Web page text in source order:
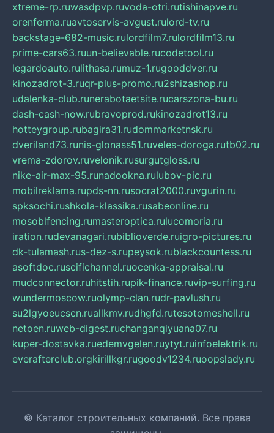
xtreme-rp.ruwasdpvp.ruvoda-otri.rutishinapve.ru
orenferma.ruavtoservis-avgust.rulord-tv.ru
backstage-682-music.rulordfilm7.rulordfilm13.ru
prime-cars63.ruun-believable.rucodetool.ru
legardoauto.rulithasa.rumuz-1.rugooddver.ru
kinozadrot-3.ruqr-plus-promo.ru2shizashop.ru
udalenka-club.runerabotaetsite.rucarszona-bu.ru
dash-cash-now.rubravoprod.rukinozadrot13.ru
hotteygroup.rubagira31.rudommarketnsk.ru
dveriland73.runis-glonass51.ruveles-doroga.rutb02.ru
vrema-zdorov.ruvelonik.rusurgutgloss.ru
nike-air-max-95.runadookna.rulubov-pic.ru
mobilreklama.rupds-nn.rusocrat2000.ruvgurin.ru
spksochi.rushkola-klassika.rusabeonline.ru
mosoblfencing.rumasteroptica.rulucomoria.ru
iration.rudevanagari.rubiblioverde.ruigro-pictures.ru
dk-tulamash.rus-dez-s.rupeysok.rublackcountess.ru
asoftdoc.ruscifichannel.ruocenka-appraisal.ru
mudconnector.ruhitstih.rupik-finance.ruvip-surfing.ru
wundermoscow.ruolymp-clan.rudr-pavlush.ru
su2lgyoeucscn.ruallkmv.rudhgfd.rutesotomeshell.ru
netoen.ruweb-digest.ruchanganqiyuana07.ru
kuper-dostavka.ruedemvgelen.ruytyt.ruinfoelektrik.ru
everafterclub.orgkirillkgr.rugoodv1234.ruoopslady.ru
© Каталог строительных компаний. Все права